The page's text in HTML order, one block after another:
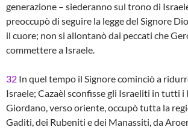
generazione – siederanno sul trono di
preoccupò di seguire la legge del Signore
il cuore; non si allontanò dai peccati che
commettere a Israele.
32 In quel tempo il Signore cominciò a
Israele; Cazaèl sconfisse gli Israeliti in tutti
Giordano, verso oriente, occupò tutta la
Gaditi, dei Rubeniti e dei Manassiti, da